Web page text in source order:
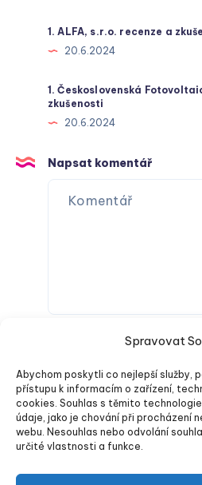
Spravovat
Abychom poskytli co nejlepší služby,
přístupu k informacím o zařízení,
cookies. Souhlas s těmito
údaje, jako je chování při procházení
webu. Nesouhlas nebo odvolání
určité vlastnosti a funkce.
1. ALFA, s.r.o. recenze a
20.6.2024
1. Československá
zkušenosti
20.6.2024
Napsat komentář
Odeslat komentář